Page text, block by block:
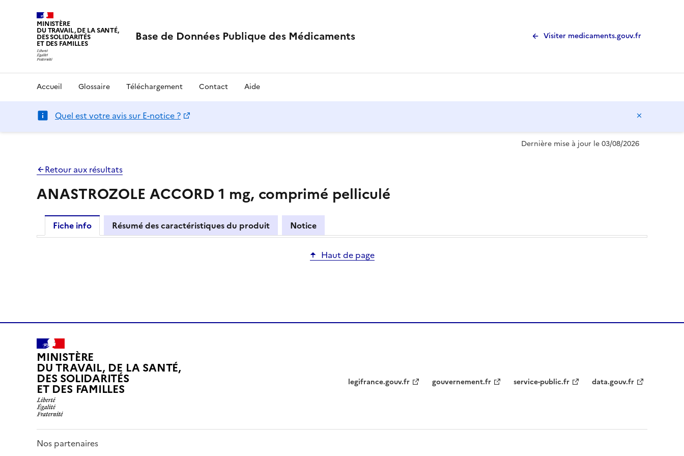
MINISTÈRE
DU TRAVAIL, DE LA SANTÉ,
DES SOLIDARITÉS
ET DES FAMILLES Base de Données Publique des Médicaments Visiter medicaments.gouv.fr
Accueil Glossaire Téléchargement Contact Aide
Quel est votre avis sur E-notice ?
Dernière mise à jour le 03/08/2026
Retour aux résultats
ANASTROZOLE ACCORD 1 mg, comprimé pelliculé
Fiche info Résumé des caractéristiques du produit Notice
Haut de page
MINISTÈRE
DU TRAVAIL, DE LA SANTÉ,
DES SOLIDARITÉS
ET DES FAMILLES legifrance.gouv.fr gouvernement.fr service-public.fr data.gouv.fr
Nos partenaires